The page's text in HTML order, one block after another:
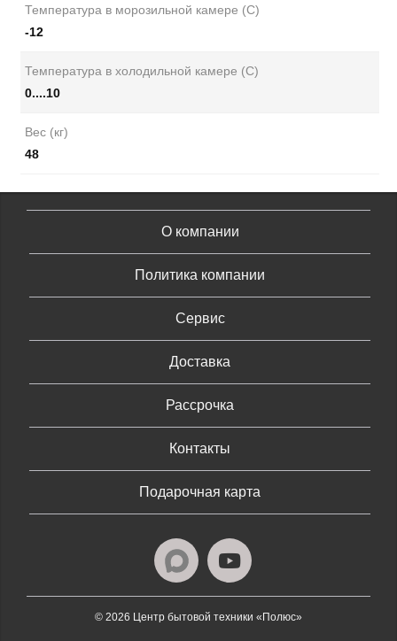
Температура в морозильной камере (С)
-12
Температура в холодильной камере (С)
0....10
Вес (кг)
48
О компании
Политика компании
Сервис
Доставка
Рассрочка
Контакты
Подарочная карта
© 2026 Центр бытовой техники «Полюс»